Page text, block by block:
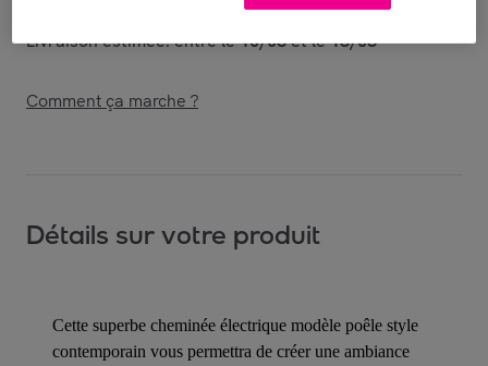
Livraison estimée: entre le10/08et le13/08
Comment ça marche ?
Détails sur votre produit
Cette superbe cheminée électrique modèle poêle style
contemporain vous permettra de créer une ambiance